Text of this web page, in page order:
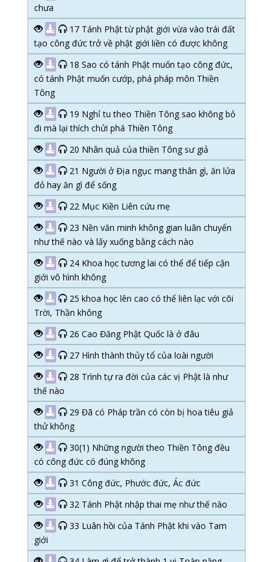
chưa
17 Tánh Phật từ phật giới vừa vào trái đất
tạo công đức trở về phật giới liền có được không
18 Sao có tánh Phật muốn tạo công đức,
có tánh Phật muốn cướp, phá pháp môn Thiền
Tông
19 Nghỉ tu theo Thiền Tông sao không bỏ
đi mà lại thích chửi phá Thiền Tông
20 Nhân quả của thiền Tông sư giả
21 Người ở Địa ngục mang thân gì, ăn lửa
đỏ hay ăn gì để sống
22 Mục Kiền Liên cứu mẹ
23 Nền văn minh không gian luân chuyển
như thế nào và lấy xuống bằng cách nào
24 Khoa học tương lai có thể để tiếp cận
giới vô hình không
25 khoa học lên cao có thể liên lạc với cõi
Trời, Thần không
26 Cao Đăng Phật Quốc là ở đâu
27 Hình thành thủy tổ của loài người
28 Trình tự ra đời của các vị Phật là như
thế nào
29 Đã có Pháp trần có còn bị hoa tiêu giả
thử không
30(1) Những người theo Thiền Tông đều
có công đức có đúng không
31 Công đức, Phước đức, Ác đức
32 Tánh Phật nhập thai mẹ như thế nào
33 Luân hồi của Tánh Phật khi vào Tam
giới